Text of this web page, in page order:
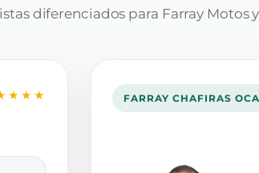
diferenciados para Farray Motos y
FARRAY CHAFIRAS